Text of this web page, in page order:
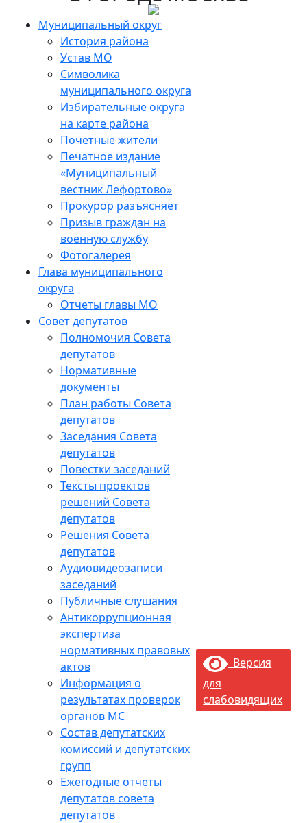
Муниципальный округ
История района
Устав МО
Символика
муниципального округа
Избирательные округа
на карте района
Почетные жители
Печатное издание
«Муниципальный
вестник Лефортово»
Прокурор разъясняет
Призыв граждан на
военную службу
Фотогалерея
Глава муниципального
округа
Отчеты главы МО
Совет депутатов
Полномочия Совета
депутатов
Нормативные
документы
План работы Совета
депутатов
Заседания Cовета
депутатов
Повестки заседаний
Тексты проектов
решений Совета
депутатов
Решения Совета
депутатов
Аудиовидеозаписи
заседаний
Публичные слушания
Антикоррупционная
экспертиза
нормативных правовых
актов
Информация о
результатах проверок
органов МС
Состав депутатских
комиссий и депутатских
групп
Ежегодные отчеты
депутатов совета
депутатов
Версия
для
слабовидящих